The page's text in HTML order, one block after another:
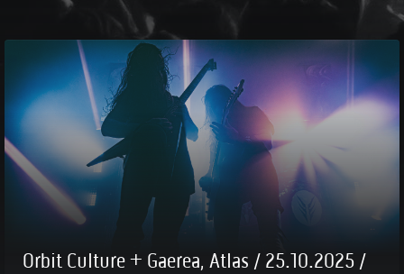
Orbit Culture + Gaerea, Atlas / 25.10.2025 /